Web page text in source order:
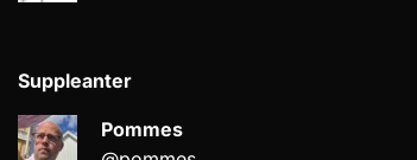
Suppleanter
Pommes